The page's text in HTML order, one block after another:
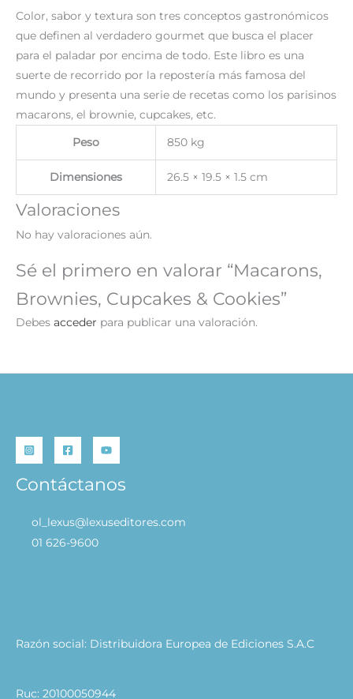
Color, sabor y textura son tres conceptos gastronómicos
que definen al verdadero gourmet que busca el placer
para el paladar por encima de todo. Este libro es una
suerte de recorrido por la repostería más famosa del
mundo y presenta una serie de recetas como los parisinos
macarons, el brownie, cupcakes, etc.
Peso 850 kg
Dimensiones 26.5 × 19.5 × 1.5 cm
Valoraciones
No hay valoraciones aún.
Sé el primero en valorar “Macarons,
Brownies, Cupcakes & Cookies”
Debes acceder para publicar una valoración.
Contáctanos
ol_lexus@lexuseditores.com
01 626-9600
Razón social: Distribuidora Europea de Ediciones S.A.C
Ruc: 20100050944